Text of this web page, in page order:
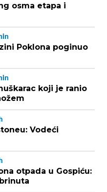
osma etapa i
Poklona poginuo
koji je ranio
h
Vodeći
h
otpada u Gospiću: